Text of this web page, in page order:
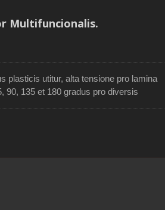
Multifuncionalis.
plasticis utitur, alta tensione pro lamina
90, 135 et 180 gradus pro diversis
habet confortabilem tenacitatem.